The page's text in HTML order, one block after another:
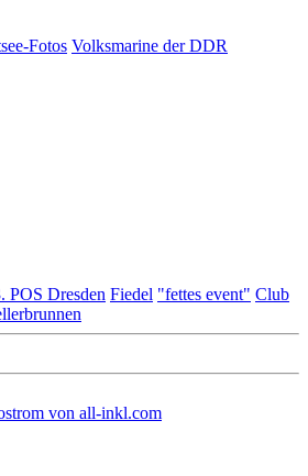
Fotos Volksmarine der DDR
POS Dresden Fiedel "fettes event" Club